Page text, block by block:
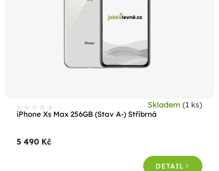
iPhone Xs Max 256GB (Stav A-) Stříbrná
Skladem (1 ks)
5 490 Kč
DETAIL